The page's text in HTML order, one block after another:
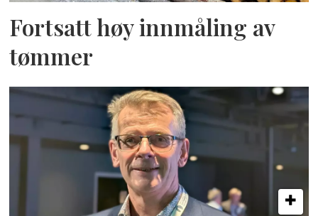
Fortsatt høy innmåling av
tømmer